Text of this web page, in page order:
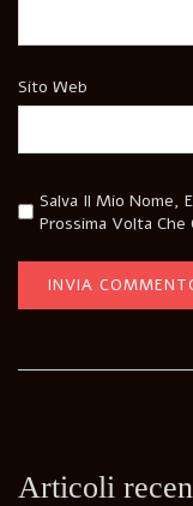
Sito Web
Salva Il Mio Nome,
Prossima Volta Che
Articoli